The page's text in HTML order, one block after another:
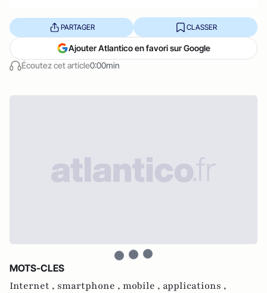
Écoutez cet article0:00min
PARTAGER CLASSER
Ajouter Atlantico en favori sur Google
MOTS-CLES
Internet , smartphone , mobile , applications ,